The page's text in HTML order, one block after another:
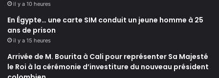
il y a 10 heures
En Égypte… une carte SIM conduit un jeune homme à 25
ans de prison
il y a 15 heures
Arrivée de M. Bourita à Cali pour représenter Sa Majesté
le Roi à la cérémonie d’investiture du nouveau président